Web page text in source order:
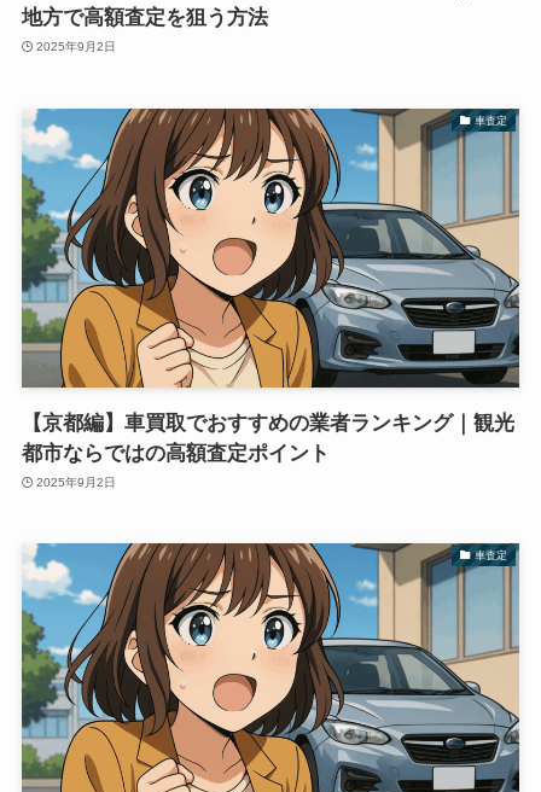
地方で高額査定を狙う方法
2025年9月2日
車査定
【京都編】車買取でおすすめの業者ランキング｜観光
都市ならではの高額査定ポイント
2025年9月2日
車査定